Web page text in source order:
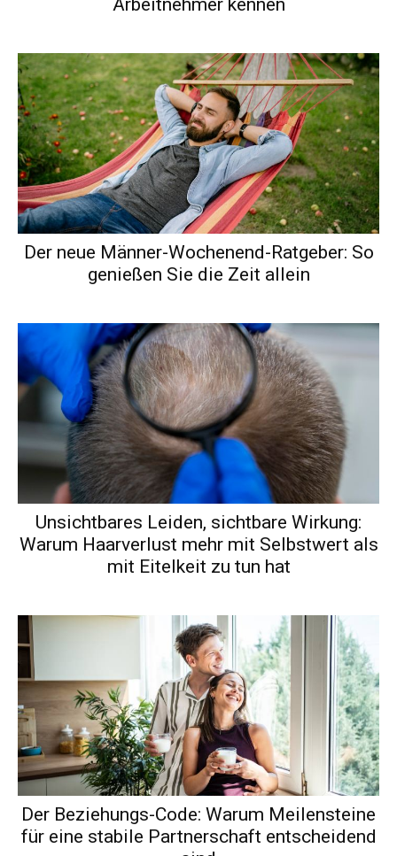
Arbeitnehmer kennen
Der neue Männer-Wochenend-Ratgeber: So
genießen Sie die Zeit allein
Unsichtbares Leiden, sichtbare Wirkung:
Warum Haarverlust mehr mit Selbstwert als
mit Eitelkeit zu tun hat
Der Beziehungs-Code: Warum Meilensteine
für eine stabile Partnerschaft entscheidend